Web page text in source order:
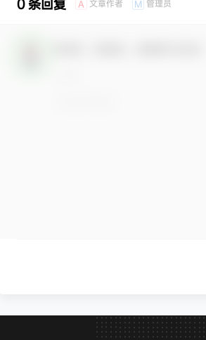
0 条回复 A 文章作者 M 管理员